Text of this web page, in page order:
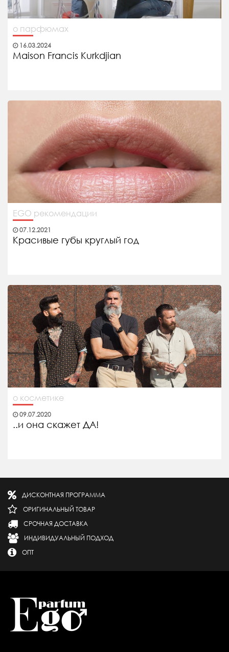
о парфюмах
16.03.2024
Maison Francis Kurkdjian
EGO рекомендации
07.12.2021
Красивые губы круглый год
о косметике
09.07.2020
..и она скажет ДА!
ДИСКОНТНАЯ ПРОГРАММА
ОРИГИНАЛЬНЫЙ ТОВАР
СРОЧНАЯ ДОСТАВКА
ИНДИВИДУАЛЬНЫЙ ПОДХОД
ОПТ